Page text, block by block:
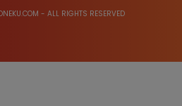
- ALL RIGHTS RESERVED